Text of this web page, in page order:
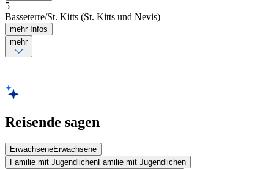
5
Basseterre/St. Kitts (St. Kitts und Nevis)
mehr Infos
mehr
Reisende sagen
ErwachseneErwachsene
Familie mit JugendlichenFamilie mit Jugendlichen